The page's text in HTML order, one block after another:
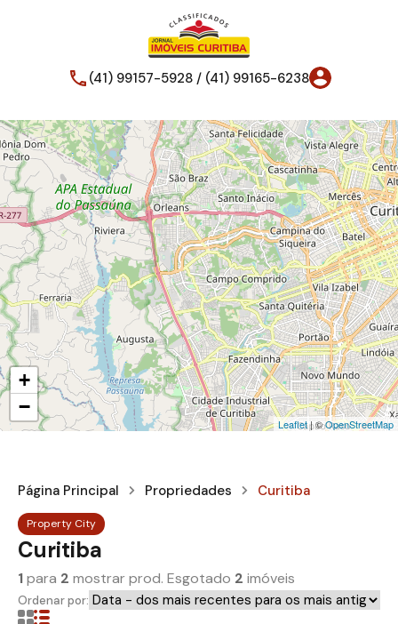
(41) 99157-5928 / (41) 99165-6238
+
−
Leaflet| ©OpenStreetMap
Página Principal Propriedades Curitiba
Property City
Curitiba
1para 2 mostrar prod. Esgotado 2 imóveis
Ordenar por: